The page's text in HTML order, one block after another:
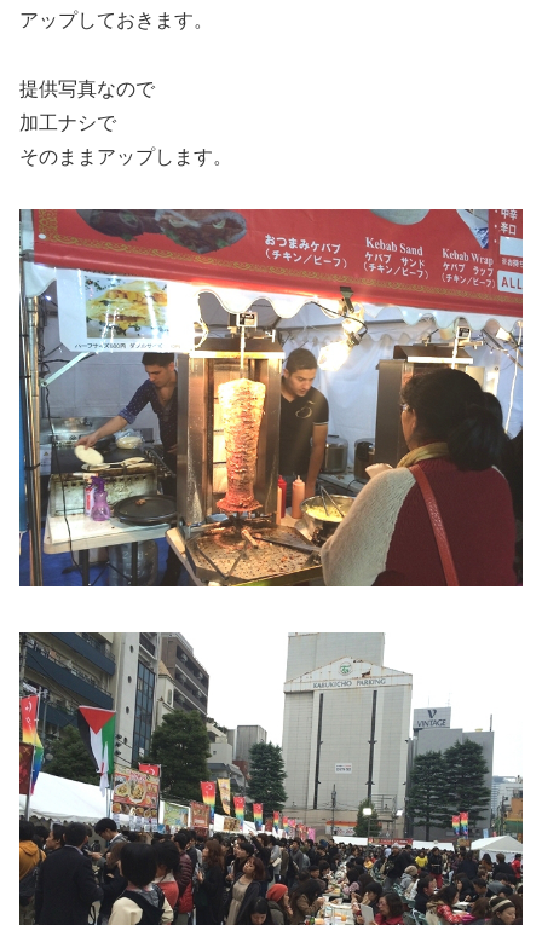
アップしておきます。
提供写真なので
加工ナシで
そのままアップします。